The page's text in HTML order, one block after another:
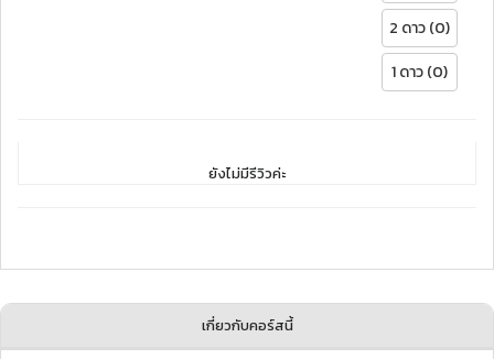
2 ดาว (0)
1 ดาว (0)
ยังไม่มีรีวิวค่ะ
เกี่ยวกับคอร์สนี้